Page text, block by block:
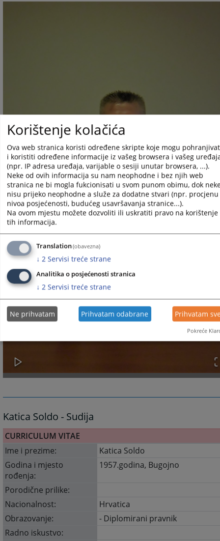
Katica Soldo - Sudija
CURRICULUM VITAE
Ime i prezime:
Katica Soldo
Godina i mjesto
rođenja:
1957.godina, Bugojno
Porodične prilike:
Nacionalnost:
Hrvatica
Obrazovanje:
- Diplomirani pravnik
Radno iskustvo:
Korištenje kolačića
Ova web stranica koristi određene skripte koje mogu
i koristiti određene informacije iz vašeg browsera i vašeg
(npr. IP adresa uređaja, varijable o sesiji unutar browsera, ...).
Neke od ovih informacija su nam neophodne i bez njih web
stranica ne bi mogla fukcionisati u svom punom obimu, dok
nisu prijeko neophodne a služe za dodatne stvari (npr. procjenu
nivoa posjećenosti, budućeg usavršavanja stranice...).
Na ovom mjestu možete dozvoliti ili uskratiti pravo na korištenje
tih informacija.
Translation(obavezna)
↓ 2 Servisi treće strane
Analitika o posjećenosti stranica
↓ 2 Servisi treće strane
Ne prihvatam Prihvatam odabrane Prihvatam
Pokreće